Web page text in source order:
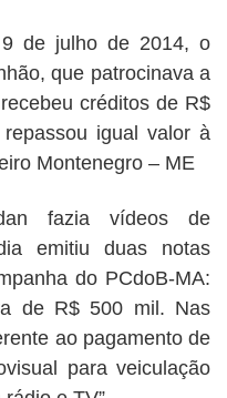
de julho de 2014, o
que patrocinava a
créditos de R$
igual valor à
Montenegro – ME
fazia vídeos de
emitiu duas notas
do PCdoB-MA:
de R$ 500 mil. Nas
ao pagamento de
para veiculação